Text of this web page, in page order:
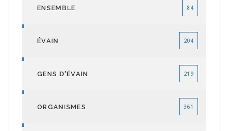
ENSEMBLE 84
ÉVAIN 204
GENS D'ÉVAIN 219
ORGANISMES 361